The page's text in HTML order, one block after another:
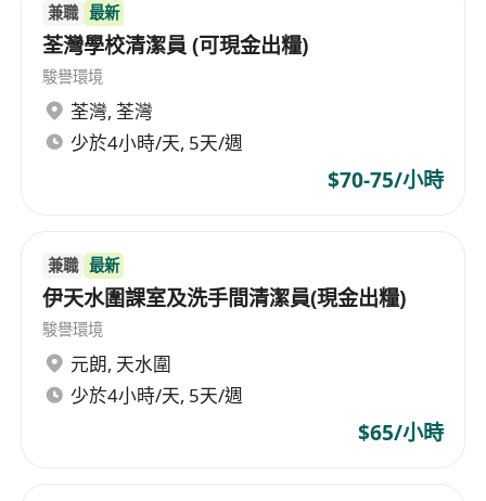
兼職 最新
荃灣學校清潔員 (可現金出糧)
駿譽環境
荃灣, 荃灣
少於4小時/天, 5天/週
$70-75/小時
兼職 最新
伊天水圍課室及洗手間清潔員(現金出糧)
駿譽環境
元朗, 天水圍
少於4小時/天, 5天/週
$65/小時